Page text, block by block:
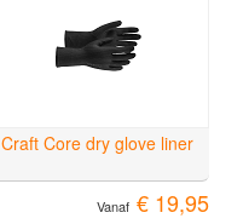
Craft Core dry glove liner
Vanaf € 19,95